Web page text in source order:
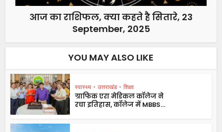
आज का राशिफल, क्या कहते है सितारे, 23
September, 2025
YOU MAY ALSO LIKE
स्वास्थ्य • उत्तराखंड • शिक्षा
ग्राफिक एरा मेडिकल कॉलेज ने
रचा इतिहास, कॉलेज में MBBS...